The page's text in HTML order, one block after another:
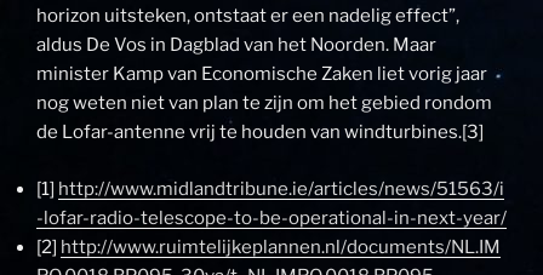
horizon uitsteken, ontstaat er een nadelig effect”,
aldus De Vos in Dagblad van het Noorden. Maar
minister Kamp van Economische Zaken liet vorig jaar
nog weten niet van plan te zijn om het gebied rondom
de Lofar-antenne vrij te houden van windturbines.[3]
[1] http://www.midlandtribune.ie/articles/news/51563/i
-lofar-radio-telescope-to-be-operational-in-next-year/
[2] http://www.ruimtelijkeplannen.nl/documents/NL.IM